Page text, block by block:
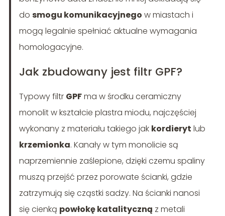
do smogu komunikacyjnego w miastach i
mogą legalnie spełniać aktualne wymagania
homologacyjne.
Jak zbudowany jest filtr GPF?
Typowy filtr GPFma w środku ceramiczny
monolit w kształcie plastra miodu, najczęściej
wykonany z materiału takiego jak kordieryt lub
krzemionka. Kanały w tym monolicie są
naprzemiennie zaślepione, dzięki czemu spaliny
muszą przejść przez porowate ścianki, gdzie
zatrzymują się cząstki sadzy. Na ścianki nanosi
się cienką powłokę katalityczną z metali